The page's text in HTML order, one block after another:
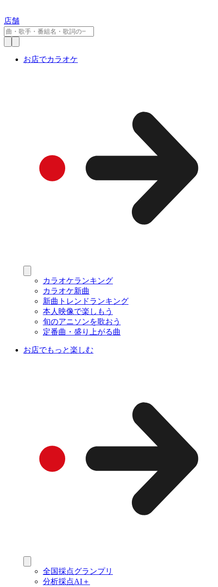
店舗
お店でカラオケ
カラオケランキング
カラオケ新曲
新曲トレンドランキング
本人映像で楽しもう
旬のアニソンを歌おう
定番曲・盛り上がる曲
お店でもっと楽しむ
全国採点グランプリ
分析採点AI＋